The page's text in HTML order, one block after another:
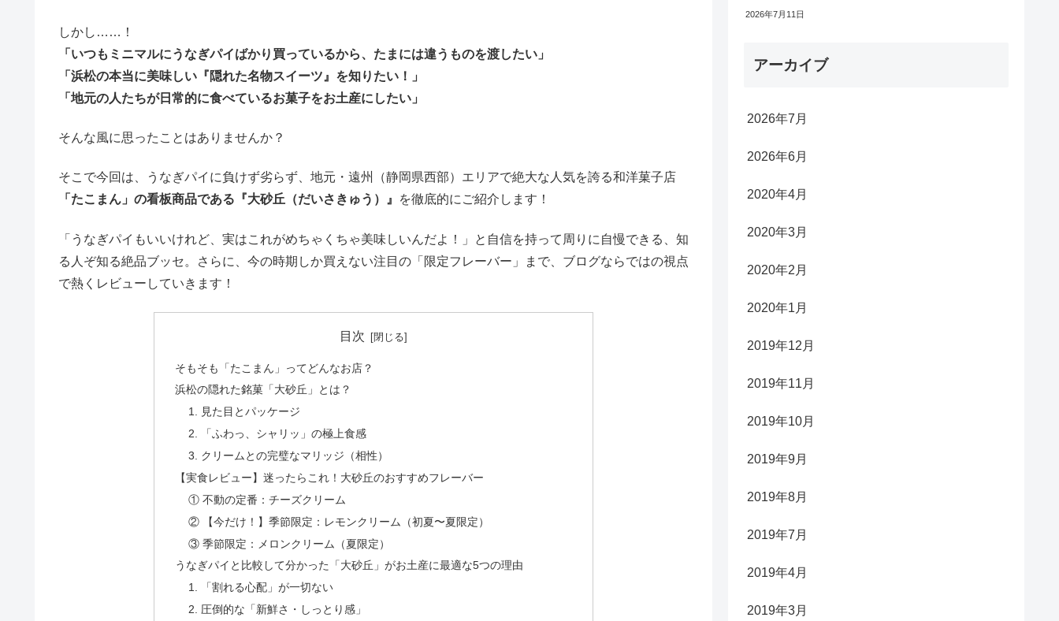
しかし……！
「いつもミニマルにうなぎパイばかり買っているから、たまには違うものを渡したい」
「浜松の本当に美味しい『隠れた名物スイーツ』を知りたい！」
「地元の人たちが日常的に食べているお菓子をお土産にしたい」
そんな風に思ったことはありませんか？
そこで今回は、うなぎパイに負けず劣らず、地元・遠州（静岡県西部）エリアで絶大な人気を誇る和洋菓子店
「たこまん」の看板商品である『大砂丘（だいさきゅう）』
を徹底的にご紹介します！
「うなぎパイもいいけれど、実はこれがめちゃくちゃ美味しいんだよ！」と自信を持って周りに自慢できる、知
る人ぞ知る絶品ブッセ。さらに、今の時期しか買えない注目の「限定フレーバー」まで、ブログならではの視点
で熱くレビューしていきます！
目次
そもそも「たこまん」ってどんなお店？
浜松の隠れた銘菓「大砂丘」とは？
1. 見た目とパッケージ
2. 「ふわっ、シャリッ」の極上食感
3. クリームとの完璧なマリッジ（相性）
【実食レビュー】迷ったらこれ！大砂丘のおすすめフレーバー
① 不動の定番：チーズクリーム
② 【今だけ！】季節限定：レモンクリーム（初夏〜夏限定）
③ 季節限定：メロンクリーム（夏限定）
うなぎパイと比較して分かった「大砂丘」がお土産に最適な5つの理由
1. 「割れる心配」が一切ない
2. 圧倒的な「新鮮さ・しっとり感」
2026年7月11日
アーカイブ
2026年7月
2026年6月
2020年4月
2020年3月
2020年2月
2020年1月
2019年12月
2019年11月
2019年10月
2019年9月
2019年8月
2019年7月
2019年4月
2019年3月